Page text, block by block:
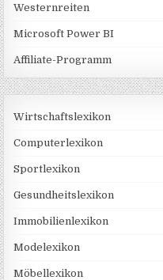
Westernreiten
Microsoft Power BI
Affiliate-Programm
Wirtschaftslexikon
Computerlexikon
Sportlexikon
Gesundheitslexikon
Immobilienlexikon
Modelexikon
Möbellexikon